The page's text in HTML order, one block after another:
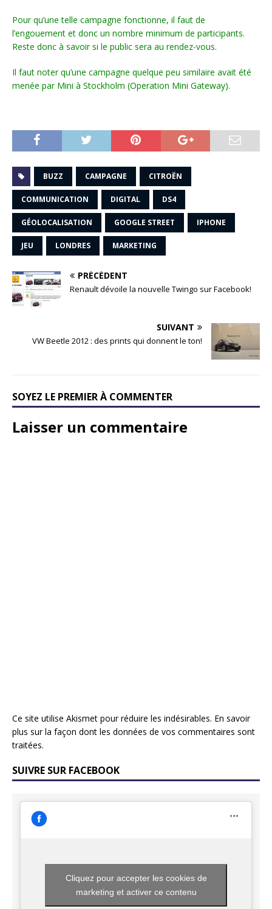
Pour qu’une telle campagne fonctionne, il faut de
l’engouement et donc un nombre minimum de participants.
Reste donc à savoir si le public sera au rendez-vous.
Il faut noter qu’une campagne quelque peu similaire avait été
menée par Mini à Stockholm (Operation Mini Gateway).
BUZZ CAMPAGNE CITROËN
COMMUNICATION DIGITAL DS4
GÉOLOCALISATION GOOGLE STREET IPHONE
JEU LONDRES MARKETING
PRÉCÉDENT
Renault dévoile la nouvelle Twingo sur Facebook!
SUIVANT
VW Beetle 2012 : des prints qui donnent le ton!
SOYEZ LE PREMIER À COMMENTER
Laisser un commentaire
Ce site utilise Akismet pour réduire les indésirables. En savoir
plus sur la façon dont les données de vos commentaires sont
traitées.
SUIVRE SUR FACEBOOK
Cliquez pour accepter les cookies de
marketing et activer ce contenu